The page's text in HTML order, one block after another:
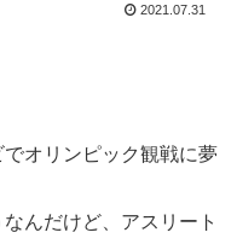
2021.07.31
オリンピック観戦に夢
んだけど、アスリート